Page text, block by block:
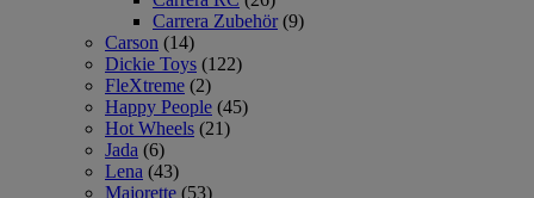
Carrera Zubehör (9)
Carson (14)
Dickie Toys (122)
FleXtreme (2)
Happy People (45)
Hot Wheels (21)
Jada (6)
Lena (43)
Majorette (53)